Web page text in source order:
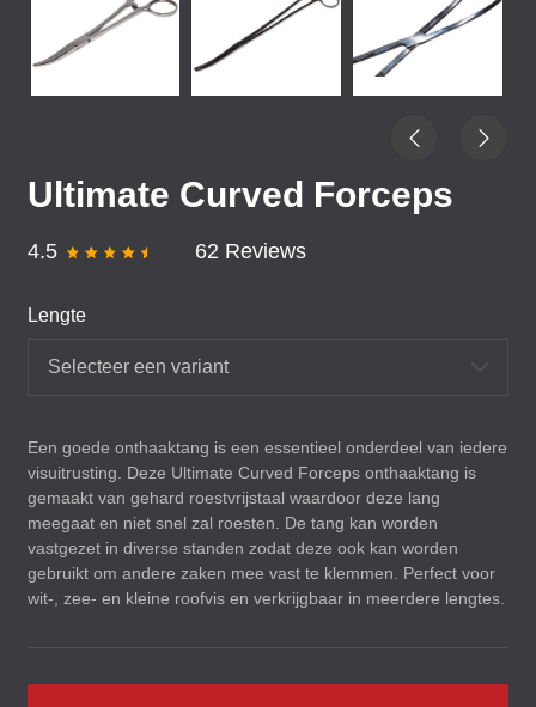
Ultimate Curved Forceps
4.5 62 Reviews
Lengte
Selecteer een variant
Een goede onthaaktang is een essentieel onderdeel van iedere
visuitrusting. Deze Ultimate Curved Forceps onthaaktang is
gemaakt van gehard roestvrijstaal waardoor deze lang
meegaat en niet snel zal roesten. De tang kan worden
vastgezet in diverse standen zodat deze ook kan worden
gebruikt om andere zaken mee vast te klemmen. Perfect voor
wit-, zee- en kleine roofvis en verkrijgbaar in meerdere lengtes.